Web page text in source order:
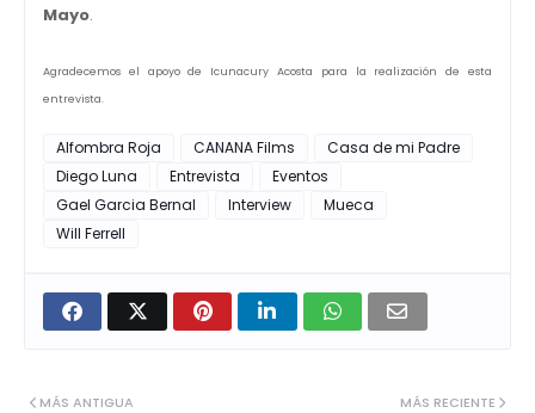
Mayo.
Agradecemos el apoyo de Icunacury Acosta para la realización de esta
entrevista.
Alfombra Roja CANANA Films
Casa de mi Padre
Diego Luna
Entrevista
Eventos
Gael Garcia Bernal
Interview
Mueca
Will Ferrell
MÁS RECIENTE
MÁS ANTIGUA